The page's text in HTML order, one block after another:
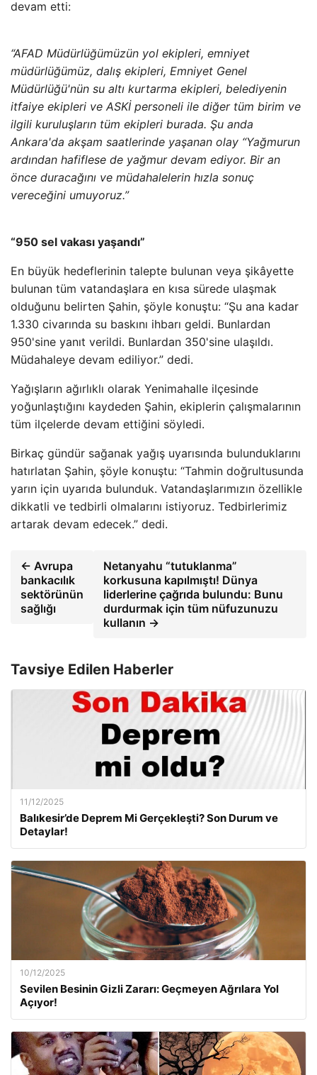
devam etti:
“AFAD Müdürlüğümüzün yol ekipleri, emniyet
müdürlüğümüz, dalış ekipleri, Emniyet Genel
Müdürlüğü'nün su altı kurtarma ekipleri, belediyenin
itfaiye ekipleri ve ASKİ personeli ile diğer tüm birim ve
ilgili kuruluşların tüm ekipleri burada. Şu anda
Ankara'da akşam saatlerinde yaşanan olay “Yağmurun
ardından hafiflese de yağmur devam ediyor. Bir an
önce duracağını ve müdahalelerin hızla sonuç
vereceğini umuyoruz.”
“950 sel vakası yaşandı”
En büyük hedeflerinin talepte bulunan veya şikâyette
bulunan tüm vatandaşlara en kısa sürede ulaşmak
olduğunu belirten Şahin, şöyle konuştu: “Şu ana kadar
1.330 civarında su baskını ihbarı geldi. Bunlardan
950'sine yanıt verildi. Bunlardan 350'sine ulaşıldı.
Müdahaleye devam ediliyor.” dedi.
Yağışların ağırlıklı olarak Yenimahalle ilçesinde
yoğunlaştığını kaydeden Şahin, ekiplerin çalışmalarının
tüm ilçelerde devam ettiğini söyledi.
Birkaç gündür sağanak yağış uyarısında bulunduklarını
hatırlatan Şahin, şöyle konuştu: “Tahmin doğrultusunda
yarın için uyarıda bulunduk. Vatandaşlarımızın özellikle
dikkatli ve tedbirli olmalarını istiyoruz. Tedbirlerimiz
artarak devam edecek.” dedi.
← Avrupa
bankacılık
sektörünün
sağlığı
Netanyahu “tutuklanma”
korkusuna kapılmıştı! Dünya
liderlerine çağrıda bulundu: Bunu
durdurmak için tüm nüfuzunuzu
kullanın →
Tavsiye Edilen Haberler
11/12/2025
Balıkesir’de Deprem Mi Gerçekleşti? Son Durum ve
Detaylar!
10/12/2025
Sevilen Besinin Gizli Zararı: Geçmeyen Ağrılara Yol
Açıyor!